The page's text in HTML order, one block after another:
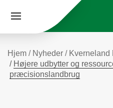
Hjem Nyheder
Kverneland
Højere udbytter og
præcisionslandbrug